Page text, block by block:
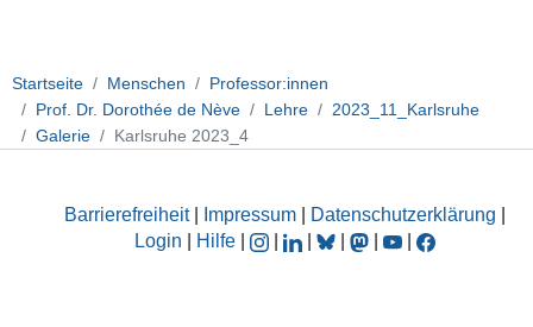
Startseite Menschen
Professor:innen
Prof. Dr. Dorothée de Nève
Lehre
2023_11_Karlsruhe
Galerie
Karlsruhe 2023_4
Barrierefreiheit| Impressum Datenschutzerklärung
Login
Hilfe